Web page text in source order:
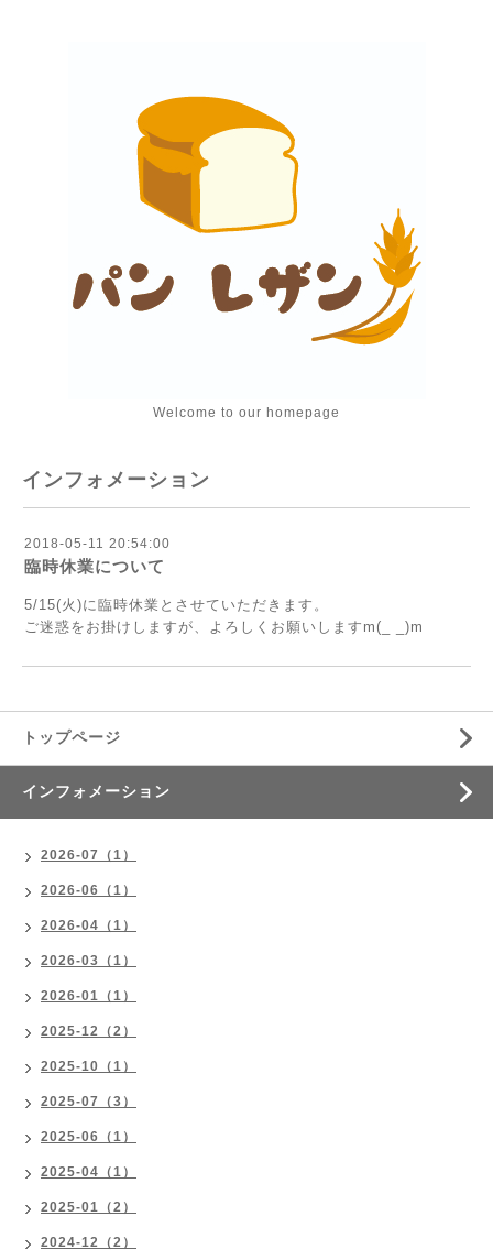
Welcome to our homepage
インフォメーション
2018-05-11 20:54:00
臨時休業について
5/15(火)に臨時休業とさせていただきます。
ご迷惑をお掛けしますが、よろしくお願いしますm(_ _)m
トップページ
インフォメーション
2026-07（1）
2026-06（1）
2026-04（1）
2026-03（1）
2026-01（1）
2025-12（2）
2025-10（1）
2025-07（3）
2025-06（1）
2025-04（1）
2025-01（2）
2024-12（2）